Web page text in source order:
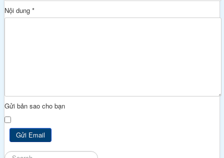
Nội dung *
Gửi bản sao cho bạn
Gửi Email
Tìm